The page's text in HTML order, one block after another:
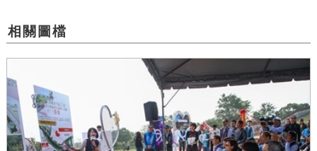
相關圖檔